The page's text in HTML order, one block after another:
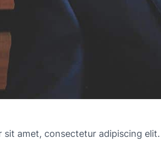
sit amet, consectetur adipiscing